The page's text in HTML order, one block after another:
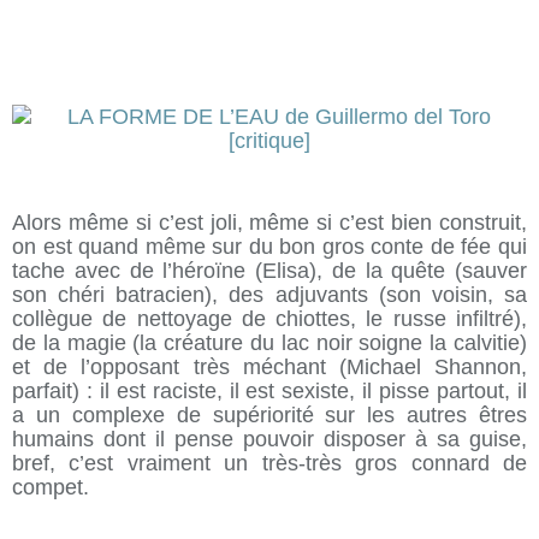
Alors même si c’est joli, même si c’est bien construit,
on est quand même sur du bon gros conte de fée qui
tache avec de l’héroïne (Elisa), de la quête (sauver
son chéri batracien), des adjuvants (son voisin, sa
collègue de nettoyage de chiottes, le russe infiltré),
de la magie (la créature du lac noir soigne la calvitie)
et de l’opposant très méchant (Michael Shannon,
parfait) : il est raciste, il est sexiste, il pisse partout, il
a un complexe de supériorité sur les autres êtres
humains dont il pense pouvoir disposer à sa guise,
bref, c’est vraiment un très-très gros connard de
compet.